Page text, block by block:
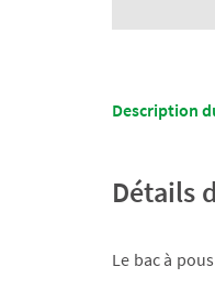
Description
Détails
Le bac à